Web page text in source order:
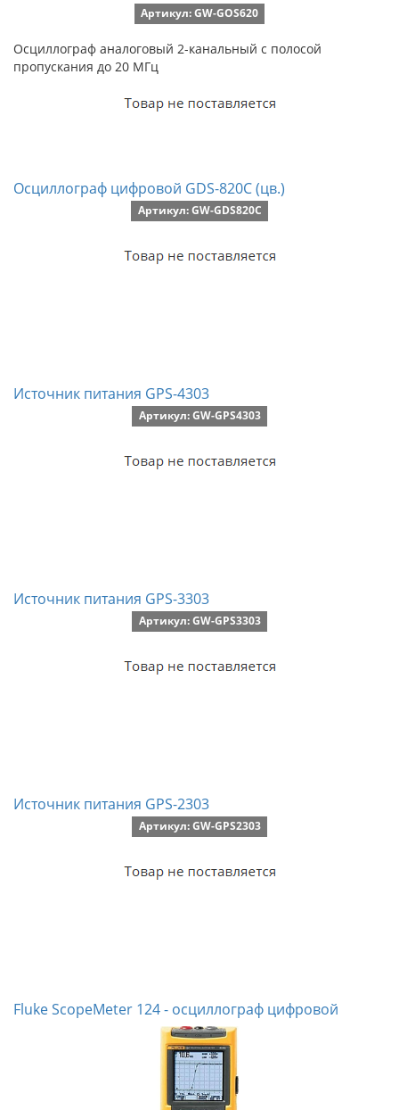
Артикул: GW-GOS620
Осциллограф аналоговый 2-канальный с полосой
пропускания до 20 МГц
Осциллограф цифровой GDS-820C (цв.)
Артикул: GW-GDS820C
Источник питания GPS-4303
Артикул: GW-GPS4303
Источник питания GPS-3303
Артикул: GW-GPS3303
Источник питания GPS-2303
Артикул: GW-GPS2303
Fluke ScopeMeter 124 - осциллограф цифровой